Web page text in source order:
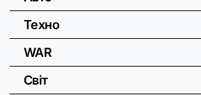
Техно
WAR
Світ